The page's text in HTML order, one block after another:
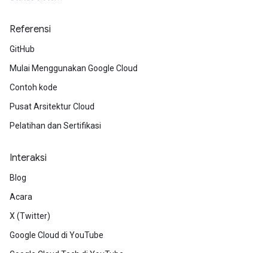
Referensi
GitHub
Mulai Menggunakan Google Cloud
Contoh kode
Pusat Arsitektur Cloud
Pelatihan dan Sertifikasi
Interaksi
Blog
Acara
X (Twitter)
Google Cloud di YouTube